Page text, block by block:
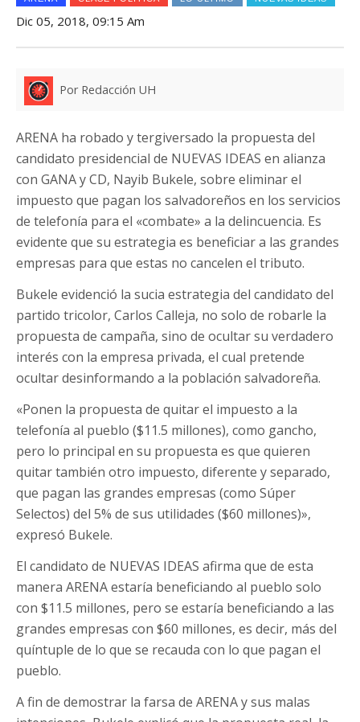
Dic 05, 2018, 09:15 Am
Por Redacción UH
ARENA ha robado y tergiversado la propuesta del
candidato presidencial de NUEVAS IDEAS en alianza
con GANA y CD, Nayib Bukele, sobre eliminar el
impuesto que pagan los salvadoreños en los servicios
de telefonía para el «combate» a la delincuencia. Es
evidente que su estrategia es beneficiar a las grandes
empresas para que estas no cancelen el tributo.
Bukele evidenció la sucia estrategia del candidato del
partido tricolor, Carlos Calleja, no solo de robarle la
propuesta de campaña, sino de ocultar su verdadero
interés con la empresa privada, el cual pretende
ocultar desinformando a la población salvadoreña.
«Ponen la propuesta de quitar el impuesto a la
telefonía al pueblo ($11.5 millones), como gancho,
pero lo principal en su propuesta es que quieren
quitar también otro impuesto, diferente y separado,
que pagan las grandes empresas (como Súper
Selectos) del 5% de sus utilidades ($60 millones)»,
expresó Bukele.
El candidato de NUEVAS IDEAS afirma que de esta
manera ARENA estaría beneficiando al pueblo solo
con $11.5 millones, pero se estaría beneficiando a las
grandes empresas con $60 millones, es decir, más del
quíntuple de lo que se recauda con lo que pagan el
pueblo.
A fin de demostrar la farsa de ARENA y sus malas